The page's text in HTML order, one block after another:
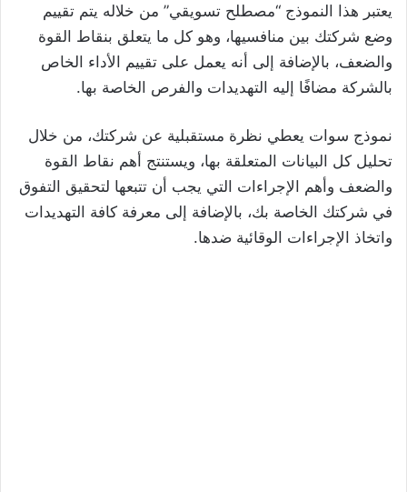
يعتبر هذا النموذج “مصطلح تسويقي” من خلاله يتم تقييم
وضع شركتك بين منافسيها، وهو كل ما يتعلق بنقاط القوة
والضعف، بالإضافة إلى أنه يعمل على تقييم الأداء الخاص
بالشركة مضافًا إليه التهديدات والفرص الخاصة بها.
نموذج سوات يعطي نظرة مستقبلية عن شركتك، من خلال
تحليل كل البيانات المتعلقة بها، ويستنتج أهم نقاط القوة
والضعف وأهم الإجراءات التي يجب أن تتبعها لتحقيق التفوق
في شركتك الخاصة بك، بالإضافة إلى معرفة كافة التهديدات
واتخاذ الإجراءات الوقائية ضدها.